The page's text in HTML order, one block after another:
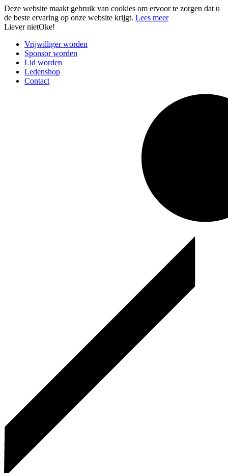
Deze website maakt gebruik van cookies om ervoor te zorgen dat u
de beste ervaring op onze website krijgt. Lees meer
Liever nietOke!
Vrijwilliger worden
Sponsor worden
Lid worden
Ledenshop
Contact